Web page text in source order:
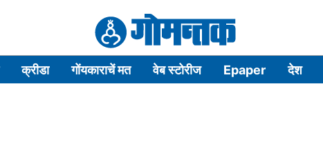
क्रीडा गोंयकाराचें मत वेब स्टोरीज Epaper देश